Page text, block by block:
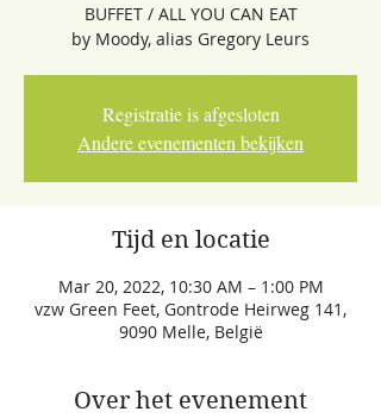
BUFFET / ALL YOU CAN EAT
by Moody, alias Gregory Leurs
Registratie is afgesloten
Andere evenementen bekijken
Tijd en locatie
Mar 20, 2022, 10:30 AM – 1:00 PM
vzw Green Feet, Gontrode Heirweg 141,
9090 Melle, België
Over het evenement